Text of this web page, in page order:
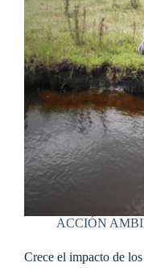
ACCIÓN
Crece el impacto de